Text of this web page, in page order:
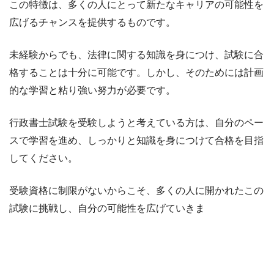
この特徴は、多くの人にとって新たなキャリアの可能性を
広げるチャンスを提供するものです。
未経験からでも、法律に関する知識を身につけ、試験に合
格することは十分に可能です。しかし、そのためには計画
的な学習と粘り強い努力が必要です。
行政書士試験を受験しようと考えている方は、自分のペー
スで学習を進め、しっかりと知識を身につけて合格を目指
してください。
受験資格に制限がないからこそ、多くの人に開かれたこの
試験に挑戦し、自分の可能性を広げていきま